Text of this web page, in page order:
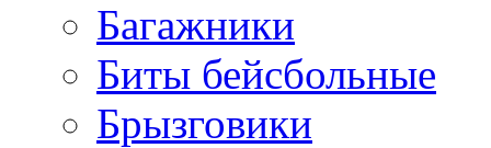
Багажники
Биты бейсбольные
Брызговики